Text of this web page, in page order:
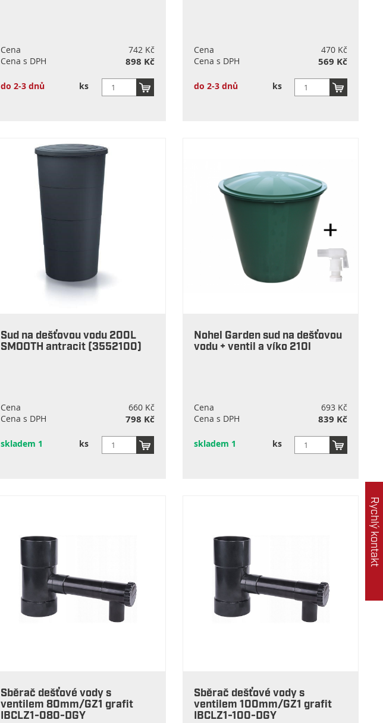
Cena
742 Kč
Cena s DPH
898 Kč
do 2-3 dnů ks
Cena
470 Kč
Cena s DPH
569 Kč
do 2-3 dnů ks
Sud na dešťovou vodu 200L
SMOOTH antracit (3552100)
Cena
660 Kč
Cena s DPH
798 Kč
skladem 1 ks
Nohel Garden sud na dešťovou
vodu + ventil a víko 210l
Cena
693 Kč
Cena s DPH
839 Kč
skladem 1 ks
Sběrač dešťové vody s
ventilem 80mm/GZ1 grafit
IBCLZ1-080-DGY
Sběrač dešťové vody s
ventilem 100mm/GZ1 grafit
IBCLZ1-100-DGY
Rychlý kontakt